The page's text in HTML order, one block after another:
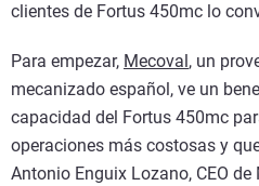
clientes de Fortus 450mc lo
Para empezar, Mecoval , un
mecanizado español, ve un
capacidad del Fortus 450mc
operaciones más costosas y
Antonio Enguix Lozano, CEO